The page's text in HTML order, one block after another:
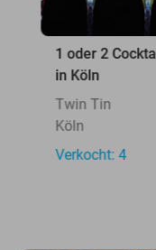
1 oder 2
in Köln
Twin Tin
Köln
Verkocht: 4